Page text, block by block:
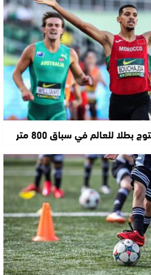
للعالم في سباق 800 متر